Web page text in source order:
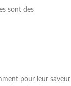
sont des
pour leur saveur